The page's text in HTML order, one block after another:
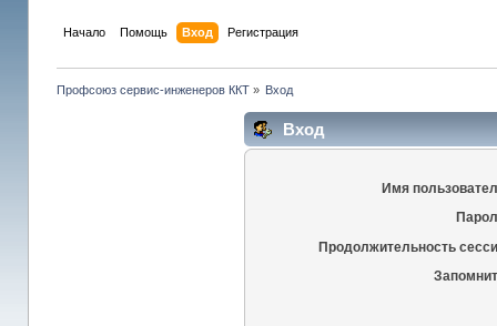
Начало Помощь Вход Регистрация
Профсоюз сервис-инженеров ККТ» Вход
Вход
Имя
Продолжительность